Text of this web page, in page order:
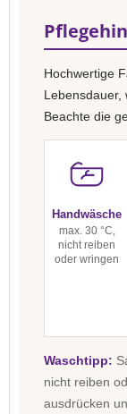
Hochwertige
Lebensdauer,
Beachte die
Handwäsche
max. 30 °C,
nicht reiben
oder wringen
Waschtipp:
nicht reiben
ausdrücken